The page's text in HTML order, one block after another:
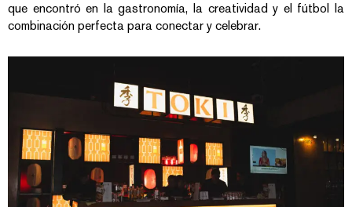
que encontró en la gastronomía, la creatividad y el fútbol la
combinación perfecta para conectar y celebrar.